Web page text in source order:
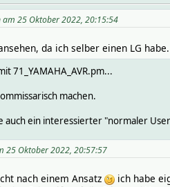
am 25 Oktober 2022, 20:15:54
da ich selber einen LG habe.
71_YAMAHA_AVR.pm...
machen.
auch ein interessierter "normaler
25 Oktober 2022, 20:57:57
nach einem Ansatz
ich habe